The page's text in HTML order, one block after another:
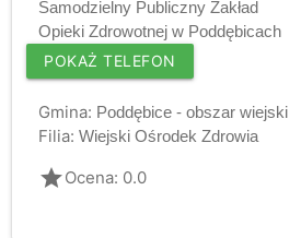
Samodzielny Publiczny Zakład
Opieki Zdrowotnej w Poddębicach
POKAŻ TELEFON
Gmina: Poddębice - obszar wiejski
Filia: Wiejski Ośrodek Zdrowia
gradeOcena: 0.0